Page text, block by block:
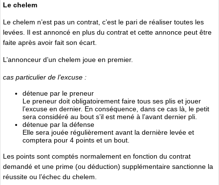
Le chelem
Le chelem n’est pas un contrat, c’est le pari de réaliser toutes les
levées. Il est annoncé en plus du contrat et cette annonce peut être
faite après avoir fait son écart.
L’annonceur d’un chelem joue en premier.
cas particulier de l’excuse :
détenue par le preneur
Le preneur doit obligatoirement faire tous ses plis et jouer
l’excuse en dernier. En conséquence, dans ce cas là, le petit
sera considéré au bout s’il est mené à l’avant dernier pli.
détenue par la défense
Elle sera jouée régulièrement avant la dernière levée et
comptera pour 4 points et un bout.
Les points sont comptés normalement en fonction du contrat
demandé et une prime (ou déduction) supplémentaire sanctionne la
réussite ou l’échec du chelem.